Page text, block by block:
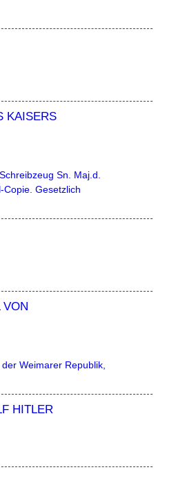
KAISERS
Sn. Maj.d.
Copie. Gesetzlich
VON
Weimarer Republik,
HITLER